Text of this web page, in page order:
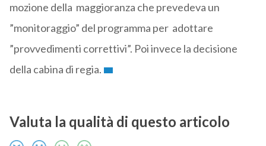
mozione della maggioranza che prevedeva un
”monitoraggio” del programma per adottare
”provvedimenti correttivi”. Poi invece la decisione
della cabina di regia.
Valuta la qualità di questo articolo